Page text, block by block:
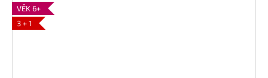
VĚK 6+
3 + 1